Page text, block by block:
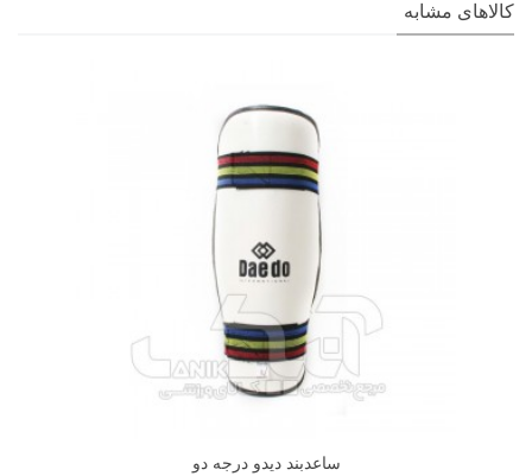
کالاهای مشابه
ساعدبند دیدو درجه دو